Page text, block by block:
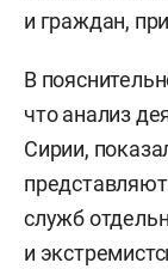
и граждан,
В
что анализ
Сирии,
служб
и